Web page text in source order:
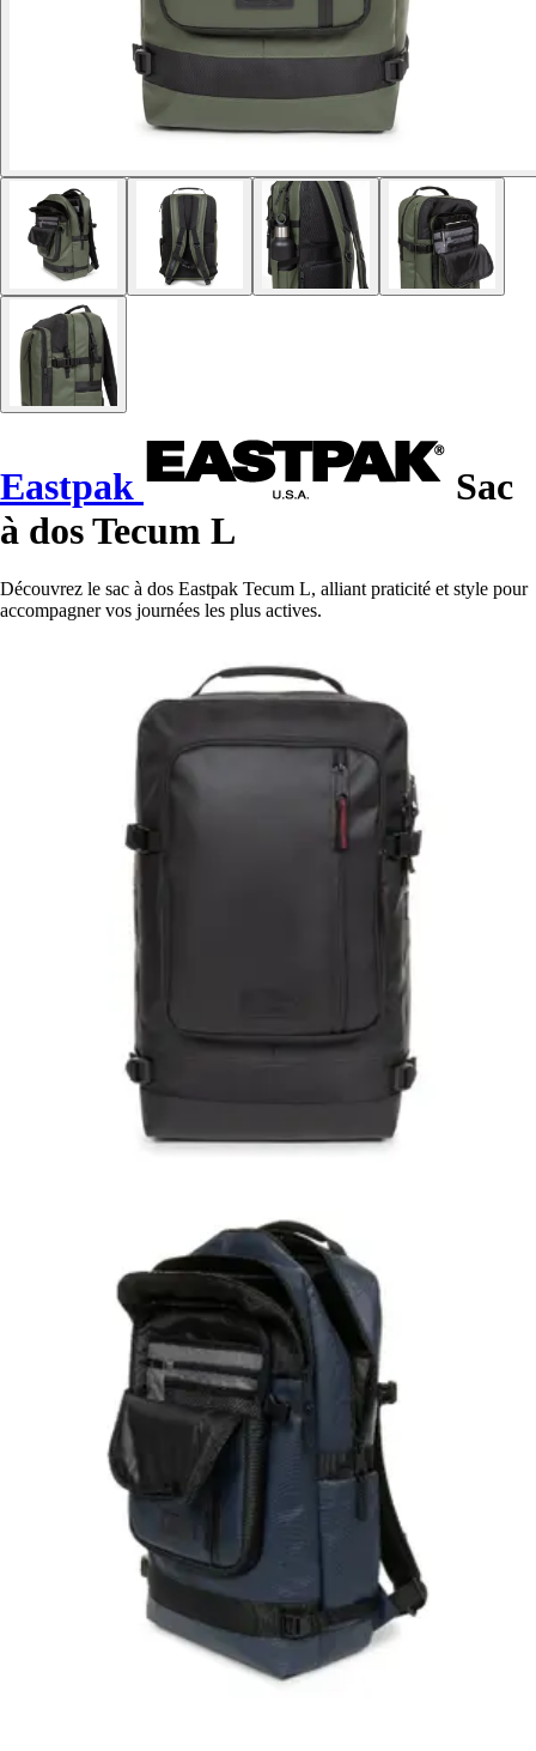
Eastpak
Sac
à dos Tecum L
Découvrez le sac à dos Eastpak Tecum L, alliant praticité et style pour
accompagner vos journées les plus actives.